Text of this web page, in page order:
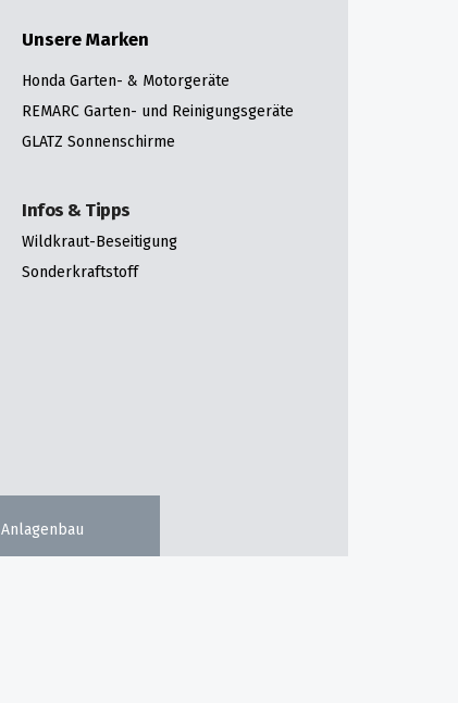
Unsere Marken
Honda Garten- & Motorgeräte
REMARC Garten- und Reinigungsgeräte
GLATZ Sonnenschirme
Infos & Tipps
Wildkraut-Beseitigung
Sonderkraftstoff
Anlagenbau